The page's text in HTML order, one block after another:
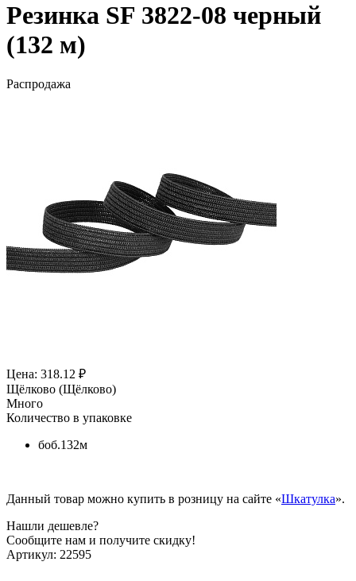
Резинка SF 3822-08 черный
(132 м)
Распродажа
Цена: 318.12 ₽
Щёлково (Щёлково)
Много
Количество в упаковке
боб.132м
Данный товар можно купить в розницу на сайте «Шкатулка».
Нашли дешевле?
Сообщите нам и получите скидку!
Артикул: 22595